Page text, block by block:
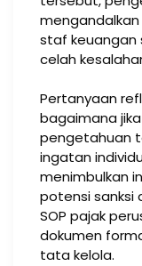
staf keuangan
celah
Pertanyaan
bagaimana
pengetahuan
ingatan
menimbulkan
potensi sanksi
SOP pajak
dokumen
tata kelola.